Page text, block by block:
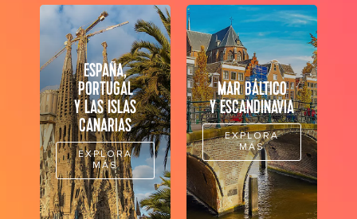
ESPAÑA,
PORTUGAL
Y LAS ISLAS
CANARIAS
EXPLORA
MÁS
MAR BÁLTICO
Y ESCANDINAVIA
EXPLORA
MÁS